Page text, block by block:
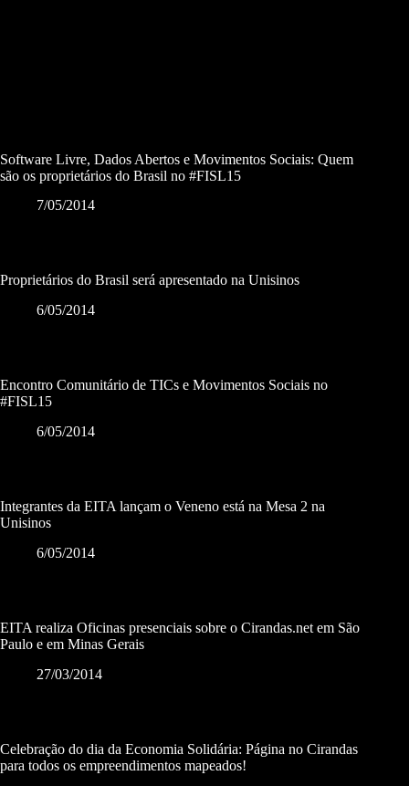
Software Livre, Dados Abertos e Movimentos Sociais: Quem
são os proprietários do Brasil no #FISL15
7/05/2014
Proprietários do Brasil será apresentado na Unisinos
6/05/2014
Encontro Comunitário de TICs e Movimentos Sociais no
#FISL15
6/05/2014
Integrantes da EITA lançam o Veneno está na Mesa 2 na
Unisinos
6/05/2014
EITA realiza Oficinas presenciais sobre o Cirandas.net em São
Paulo e em Minas Gerais
27/03/2014
Celebração do dia da Economia Solidária: Página no Cirandas
para todos os empreendimentos mapeados!